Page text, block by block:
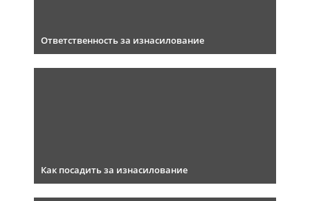
Ответственность за изнасилование
Как посадить за изнасилование